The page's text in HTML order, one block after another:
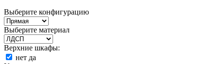
Выберите конфигурацию
Выберите материал
Верхние шкафы:
нет да